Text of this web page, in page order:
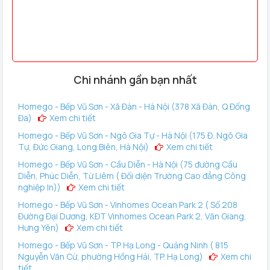
Chi nhánh gần bạn nhất
Homego - Bếp Vũ Sơn - Xã Đàn - Hà Nội (378 Xã Đàn, Q Đống
Đa)
Xem chi tiết
Homego - Bếp Vũ Sơn - Ngô Gia Tự - Hà Nội (175 Đ. Ngô Gia
Tự, Đức Giang, Long Biên, Hà Nội)
Xem chi tiết
Homego - Bếp Vũ Sơn - Cầu Diễn - Hà Nội (75 đường Cầu
Diễn, Phúc Diễn, Từ Liêm ( Đối diện Trường Cao đẳng Công
nghiệp In))
Xem chi tiết
Homego - Bếp Vũ Sơn - Vinhomes Ocean Park 2 ( Số 208
Đường Đại Dương, KĐT Vinhomes Ocean Park 2, Văn Giang,
Hưng Yên)
Xem chi tiết
Homego - Bếp Vũ Sơn - TP Hạ Long - Quảng Ninh ( 815
Nguyễn Văn Cừ, phường Hồng Hải, TP. Hạ Long)
Xem chi